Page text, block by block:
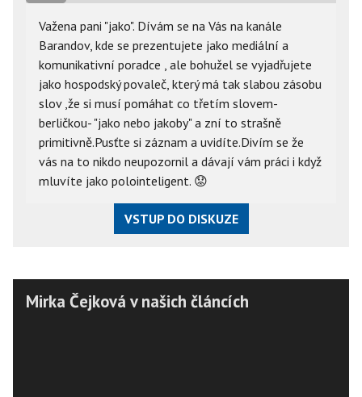
Važena pani "jako". Dívám se na Vás na kanále
Barandov, kde se prezentujete jako mediální a
komunikativní poradce , ale bohužel se vyjadřujete
jako hospodský povaleč, který má tak slabou zásobu
slov ,že si musí pomáhat co třetím slovem-
berličkou- "jako nebo jakoby" a zní to strašně
primitivně.Pusťte si záznam a uvidíte.Divím se že
vás na to nikdo neupozornil a dávají vám práci i když
mluvíte jako polointeligent. 😟
VSTUP DO DISKUZE
Mirka Čejková v našich článcích